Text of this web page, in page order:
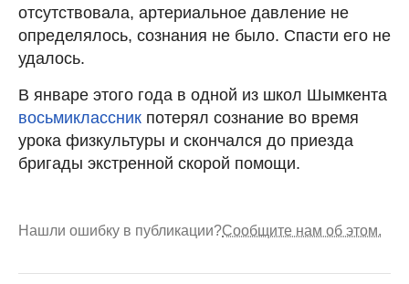
отсутствовала, артериальное давление не
определялось, сознания не было. Спасти его не
удалось.
В январе этого года в одной из школ Шымкента
восьмиклассник потерял сознание во время
урока физкультуры и скончался до приезда
бригады экстренной скорой помощи.
Нашли ошибку в публикации?Сообщите нам об этом.